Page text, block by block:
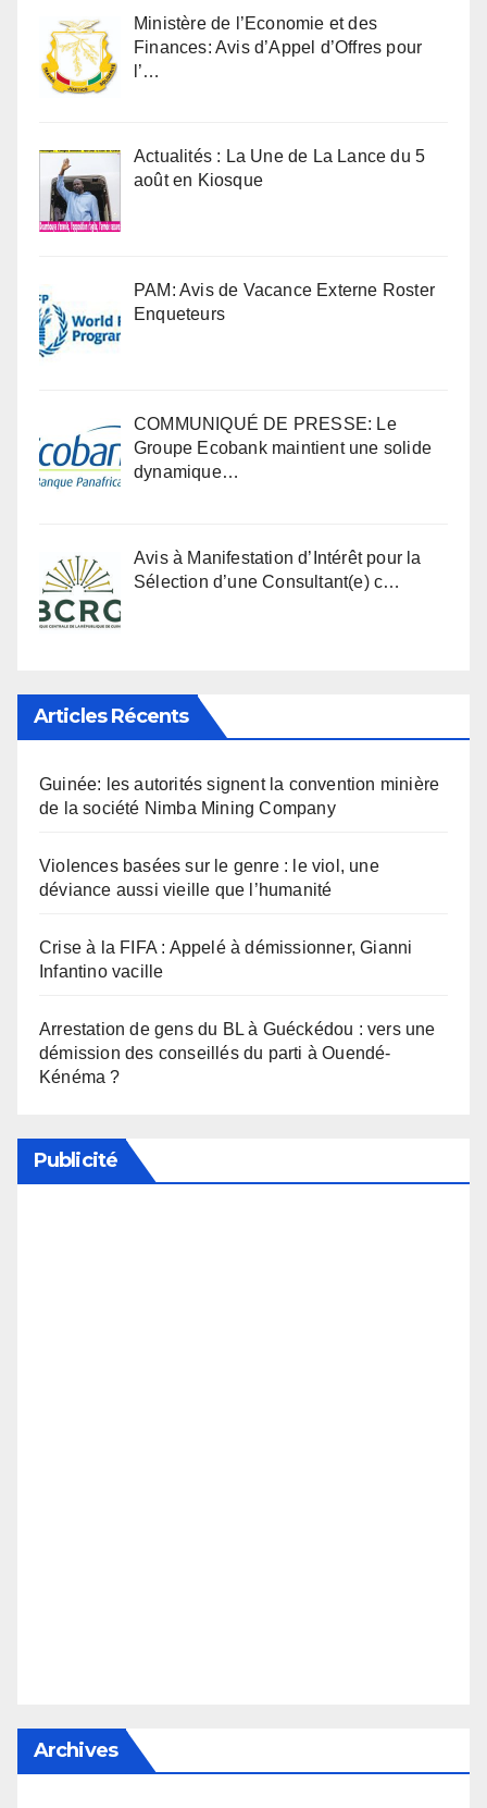
Ministère de l’Economie et des
Finances: Avis d’Appel d’Offres pour
l’…
Actualités : La Une de La Lance du 5
août en Kiosque
PAM: Avis de Vacance Externe Roster
Enqueteurs
COMMUNIQUÉ DE PRESSE: Le
Groupe Ecobank maintient une solide
dynamique…
Avis à Manifestation d’Intérêt pour la
Sélection d’une Consultant(e) c…
Articles Récents
Guinée: les autorités signent la convention minière
de la société Nimba Mining Company
Violences basées sur le genre : le viol, une
déviance aussi vieille que l’humanité
Crise à la FIFA : Appelé à démissionner, Gianni
Infantino vacille
Arrestation de gens du BL à Guéckédou : vers une
démission des conseillés du parti à Ouendé-
Kénéma ?
Publicité
Archives